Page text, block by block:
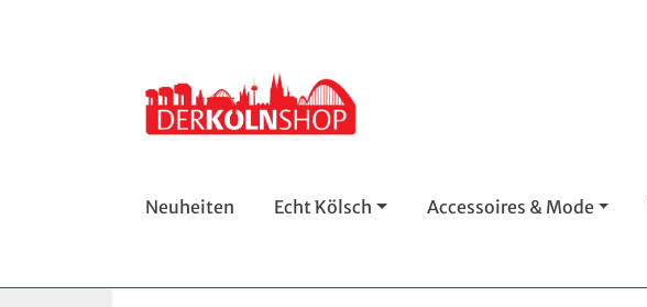
Neuheiten Echt Kölsch Accessoires & Mode